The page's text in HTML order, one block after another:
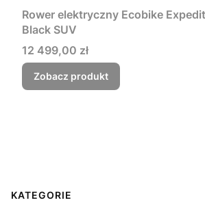
Rower elektryczny Ecobike
Black SUV
Cena
12 499,00 zł
Zobacz produkt
Linki w stopce
KATEGORIE